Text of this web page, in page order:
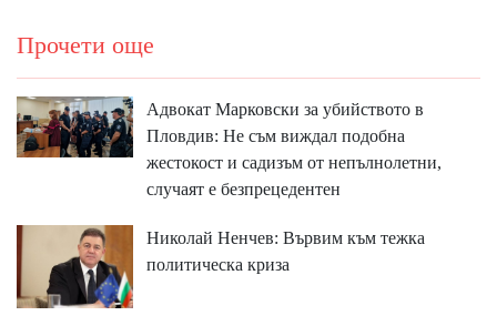
Прочети още
Адвокат Марковски за убийството в
Пловдив: Не съм виждал подобна
жестокост и садизъм от непълнолетни,
случаят е безпрецедентен
Николай Ненчев: Вървим към тежка
политическа криза